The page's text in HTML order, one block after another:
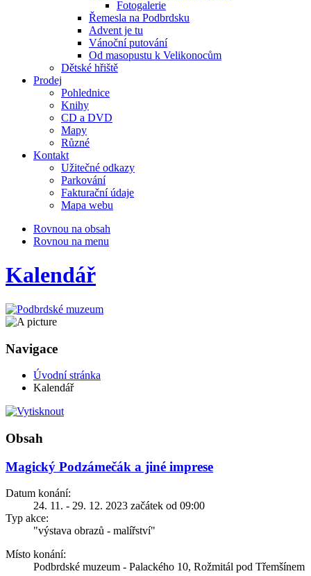
Fotogalerie
Řemesla na Podbrdsku
Advent je tu
Vánoční putování
Od masopustu k Velikonocům
Dětské hřiště
Prodej
Pohlednice
Knihy
CD a DVD
Mapy
Různé
Kontakt
Užitečné odkazy
Parkování
Fakturační údaje
Mapa webu
Rovnou na obsah
Rovnou na menu
Kalendář
Navigace
Úvodní stránka
Kalendář
Obsah
Magický Podzámečák a jiné imprese
Datum konání:
24. 11. - 29. 12. 2023 začátek od 09:00
Typ akce:
"výstava obrazů - malířství"
Místo konání:
Podbrdské muzeum - Palackého 10, Rožmitál pod Třemšínem